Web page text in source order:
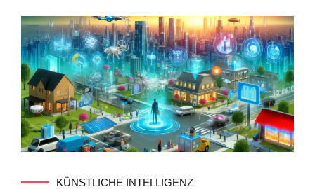
KÜNSTLICHE INTELLIGENZ